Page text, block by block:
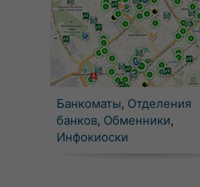
Банкоматы, Отделения
банков, Обменники,
Инфокиоски